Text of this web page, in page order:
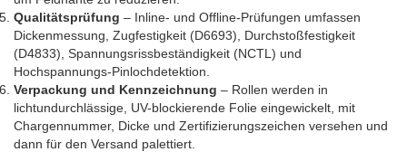
Qualitätsprüfung – Inline- und Offline-Prüfungen umfassen
Dickenmessung, Zugfestigkeit (D6693), Durchstoßfestigkeit
(D4833), Spannungsrissbeständigkeit (NCTL) und
Hochspannungs-Pinlochdetektion.
Verpackung und Kennzeichnung – Rollen werden in
lichtundurchlässige, UV-blockierende Folie eingewickelt, mit
Chargennummer, Dicke und Zertifizierungszeichen versehen und
dann für den Versand palettiert.